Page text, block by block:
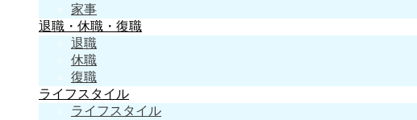
家事
退職・休職・復職
退職
休職
復職
ライフスタイル
ライフスタイル